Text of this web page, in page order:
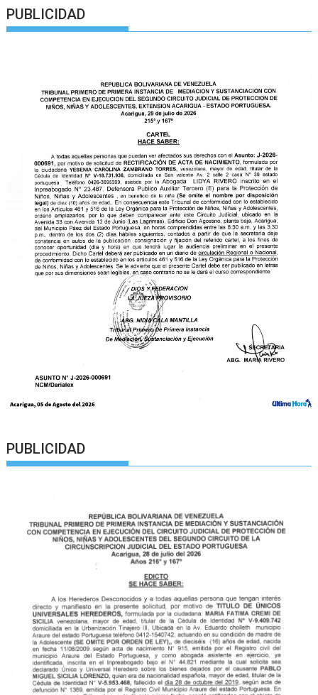
PUBLICIDAD
PUBLICIDAD